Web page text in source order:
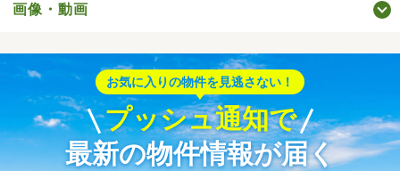
画像・動画
お気に入りの物件を見逃さない！
プッシュ通知で
最新の物件情報が届く